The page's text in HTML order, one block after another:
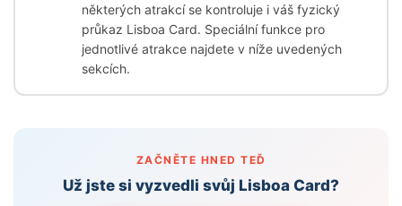
některých atrakcí se kontroluje i váš fyzický
průkaz Lisboa Card. Speciální funkce pro
jednotlivé atrakce najdete v níže uvedených
sekcích.
ZAČNĚTE HNED TEĎ
Už jste si vyzvedli svůj Lisboa Card?